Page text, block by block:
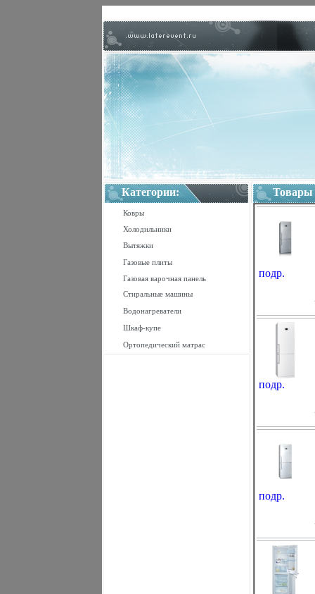
Категории:
Ковры
Холодильники
Вытяжки
Газовые плиты
Газовая варочная панель
Стиральные машины
Водонагреватели
Шкаф-купе
Ортопедический матрас
Товары
подр.
подр.
подр.